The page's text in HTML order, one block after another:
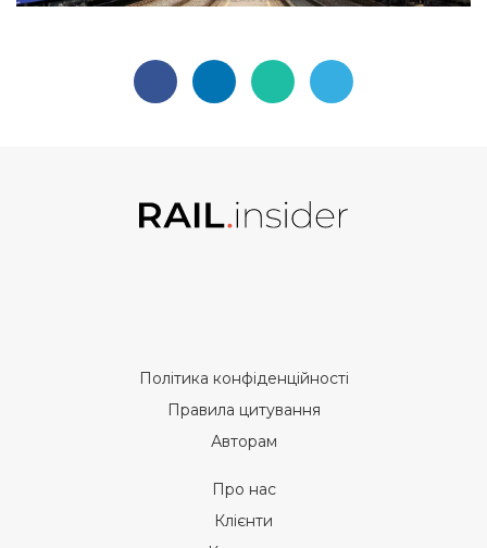
Політика конфіденційності
Правила цитування
Авторам
Про нас
Клієнти